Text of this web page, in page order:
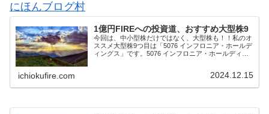
にほんブログ村
1億円FIREへの投資道、おすすめ大型株9
今回は、中小型株だけではなく、大型株も！！私のオ
ススメ大型株9つ目は「5076 インフロニア・ホールデ
ィングス」です。5076 インフロニア・ホールディン
ichiokufire.com 2024.12.15